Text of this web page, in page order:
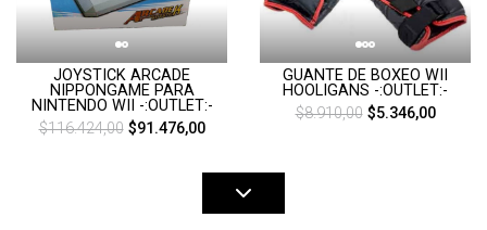
JOYSTICK ARCADE
NIPPONGAME PARA
NINTENDO WII -:OUTLET:-
$116.424,00$91.476,00
GUANTE DE BOXEO WII
HOOLIGANS -:OUTLET:-
$8.910,00$5.346,00